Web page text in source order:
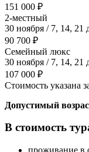
151 000 ₽
2-местный
30 ноября / 7, 14, 21
90 700 ₽
Семейный люкс
30 ноября / 7, 14, 21
107 000 ₽
Стоимость указана
Допустимый
В стоимость
проживание в